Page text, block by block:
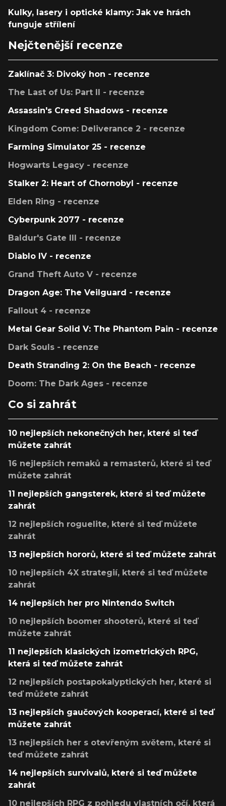
Kulky, lasery i optické klamy: Jak ve hrách
funguje střílení
Nejčtenější recenze
Zaklínač 3: Divoký hon - recenze
The Last of Us: Part II - recenze
Assassin's Creed Shadows - recenze
Kingdom Come: Deliverance 2 - recenze
Farming Simulator 25 - recenze
Hogwarts Legacy - recenze
Stalker 2: Heart of Chornobyl - recenze
Elden Ring - recenze
Cyberpunk 2077 - recenze
Baldur's Gate III - recenze
Diablo IV - recenze
Grand Theft Auto V - recenze
Dragon Age: The Veilguard - recenze
Fallout 4 - recenze
Metal Gear Solid V: The Phantom Pain - recenze
Dark Souls - recenze
Death Stranding 2: On the Beach - recenze
Doom: The Dark Ages - recenze
Co si zahrát
10 nejlepších nekonečných her, které si teď
můžete zahrát
16 nejlepších remaků a remasterů, které si teď
můžete zahrát
11 nejlepších gangsterek, které si teď můžete
zahrát
12 nejlepších roguelite, které si teď můžete
zahrát
13 nejlepších hororů, které si teď můžete zahrát
10 nejlepších 4X strategií, které si teď můžete
zahrát
14 nejlepších her pro Nintendo Switch
10 nejlepších boomer shooterů, které si teď
můžete zahrát
11 nejlepších klasických izometrických RPG,
která si teď můžete zahrát
12 nejlepších postapokalyptických her, které si
teď můžete zahrát
13 nejlepších gaučových kooperací, které si teď
můžete zahrát
13 nejlepších her s otevřeným světem, které si
teď můžete zahrát
14 nejlepších survivalů, které si teď můžete
zahrát
10 nejlepších RPG z pohledu vlastních očí, která